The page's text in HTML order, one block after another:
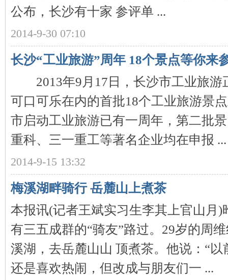
公布，长沙有十家 参评单 ...
2014-9-30 07:10
长沙“工业旅游”周年 18个景点等你来
2013年9月17日，长沙市工业旅游
可口可乐在内的首批18个工业旅游景
市启动工业旅游已有一周年，第二批
重科、三一重工等著名企业均在申报 ...
2014-9-15 13:32
梅溪湖畔骑行 岳麓山上煮茶
本报讯(记者王斌实习生李其上官山月
有三五成群的“骑友”路过。29岁的周
溪湖，去岳麓山山 顶煮茶。他说：“
还是喜欢热闹，但改成与朋友们一 ...